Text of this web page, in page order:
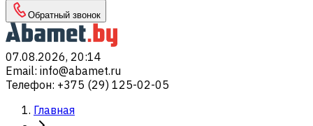
Обратный звонок
07.08.2026, 20:14
Email: info@abamet.ru
Телефон: +375 (29) 125-02-05
Главная